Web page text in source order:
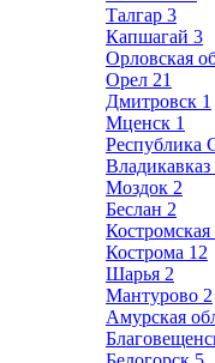
Талгар 3
Капшагай 3
Орловская
Орел 21
Дмитровск 1
Мценск 1
Республика
Владикавказ
Моздок 2
Беслан 2
Костромская
Кострома 12
Шарья 2
Мантурово 2
Амурская